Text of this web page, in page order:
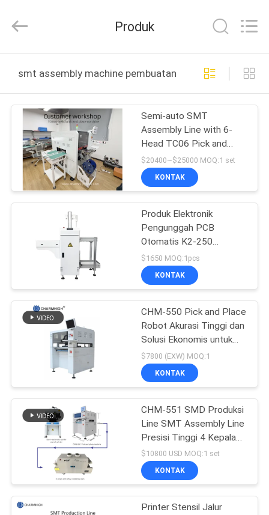
PRODUK
VIDEO
TENTANG
KAMI
PABRIK
KONTROL
KUALITAS
HUBUNGI
BERITA
SHOPPING
LINE
TECHNOLOGY
LIMITED.
Reserved.
Produk
smt assembly machine pembuatan online
Semi-auto SMT
Assembly Line with 6-
Head TC06 Pick and
Place
$20400~$25000 MOQ:1 set
KONTAK
Produk Elektronik
Pengunggah PCB
Otomatis K2-250
Pengunggah Majalah
SMT Untuk Baris Majelis
SMT
$1650 MOQ:1pcs
KONTAK
CHM-550 Pick and Place
Robot Akurasi Tinggi dan
Solusi Ekonomis untuk
Perakitan SMT
$7800 (EXW) MOQ:1
KONTAK
CHM-551 SMD Produksi
Line SMT Assembly Line
Presisi Tinggi 4 Kepala
PCB Membuat Robot
$10800 USD MOQ:1 set
KONTAK
Printer Stensil Jalur